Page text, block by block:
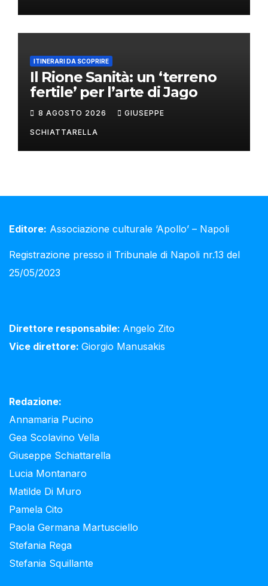
ITINERARI DA SCOPRIRE
Il Rione Sanità: un ‘terreno
fertile’ per l’arte di Jago
8 AGOSTO 2026 GIUSEPPE
SCHIATTARELLA
Editore: Associazione culturale ‘Apollo’ – Napoli
Registrazione presso il Tribunale di Napoli nr.13 del
25/05/2023
Direttore responsabile: Angelo Zito
Vice direttore: Giorgio Manusakis
Redazione:
Annamaria Pucino
Gea Scolavino Vella
Giuseppe Schiattarella
Lucia Montanaro
Matilde Di Muro
Pamela Cito
Paola Germana Martusciello
Stefania Rega
Stefania Squillante